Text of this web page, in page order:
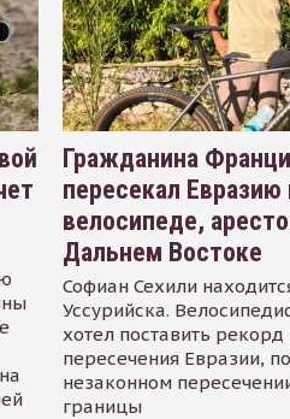
Гражданина
пересекал Евразию
велосипеде,
Дальнем Востоке
Софиан Сехили
Уссурийска.
хотел поставить рекорд
пересечения Евразии,
незаконном
границы